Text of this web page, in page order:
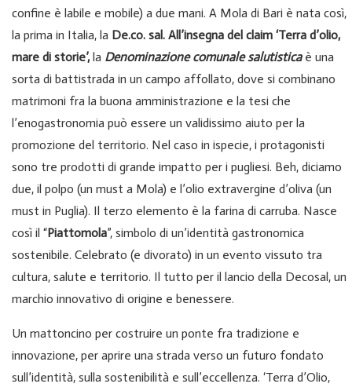
confine è labile e mobile) a due mani. A Mola di Bari è nata così,
la prima in Italia, la De.co. sal. All’insegna del claim ‘Terra d’olio,
mare di storie’, la Denominazione comunale salutisticaè una
sorta di battistrada in un campo affollato, dove si combinano
matrimoni fra la buona amministrazione e la tesi che
l’enogastronomia può essere un validissimo aiuto per la
promozione del territorio. Nel caso in ispecie, i protagonisti
sono tre prodotti di grande impatto per i pugliesi. Beh, diciamo
due, il polpo (un must a Mola) e l’olio extravergine d’oliva (un
must in Puglia). Il terzo elemento è la farina di carruba. Nasce
così il “Piattomola”, simbolo di un’identità gastronomica
sostenibile. Celebrato (e divorato) in un evento vissuto tra
cultura, salute e territorio. Il tutto per il lancio della Decosal, un
marchio innovativo di origine e benessere.
Un mattoncino per costruire un ponte fra tradizione e
innovazione, per aprire una strada verso un futuro fondato
sull’identità, sulla sostenibilità e sull’eccellenza. ‘Terra d’Olio,